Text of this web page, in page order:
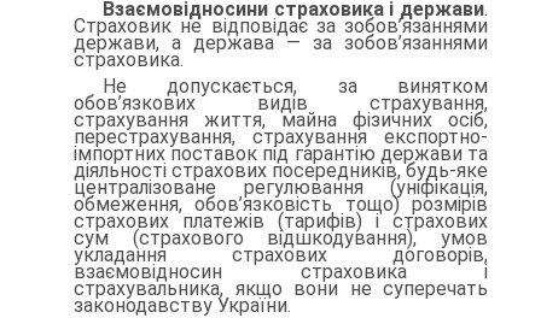
Взаємовідносини страховика і держави.
Страховик не від­повідає за зобов’язаннями
держави, а держава — за зобов’я­заннями
страховика.
Не допускається, за винятком
обов’язкових видів страхування,
страхування життя, майна фізичних осіб,
перестрахування, стра­хування експортно-
імпортних поставок під гарантію держави та
діяльності страхових посередників, будь-яке
централізоване ре­гулювання (уніфікація,
обмеження, обов’язковість тощо) розмірів
страхових платежів (тарифів) і страхових
сум (страхового від­шкодування), умов
укладання страхових договорів,
взаємовідно­син страховика і
страхувальника, якщо вони не суперечать
зако­нодавству України.